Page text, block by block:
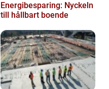
Energibesparing: Nyckeln
till hållbart boende